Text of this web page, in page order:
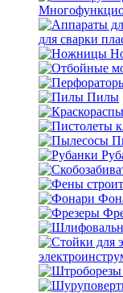
для сварки
Пилы